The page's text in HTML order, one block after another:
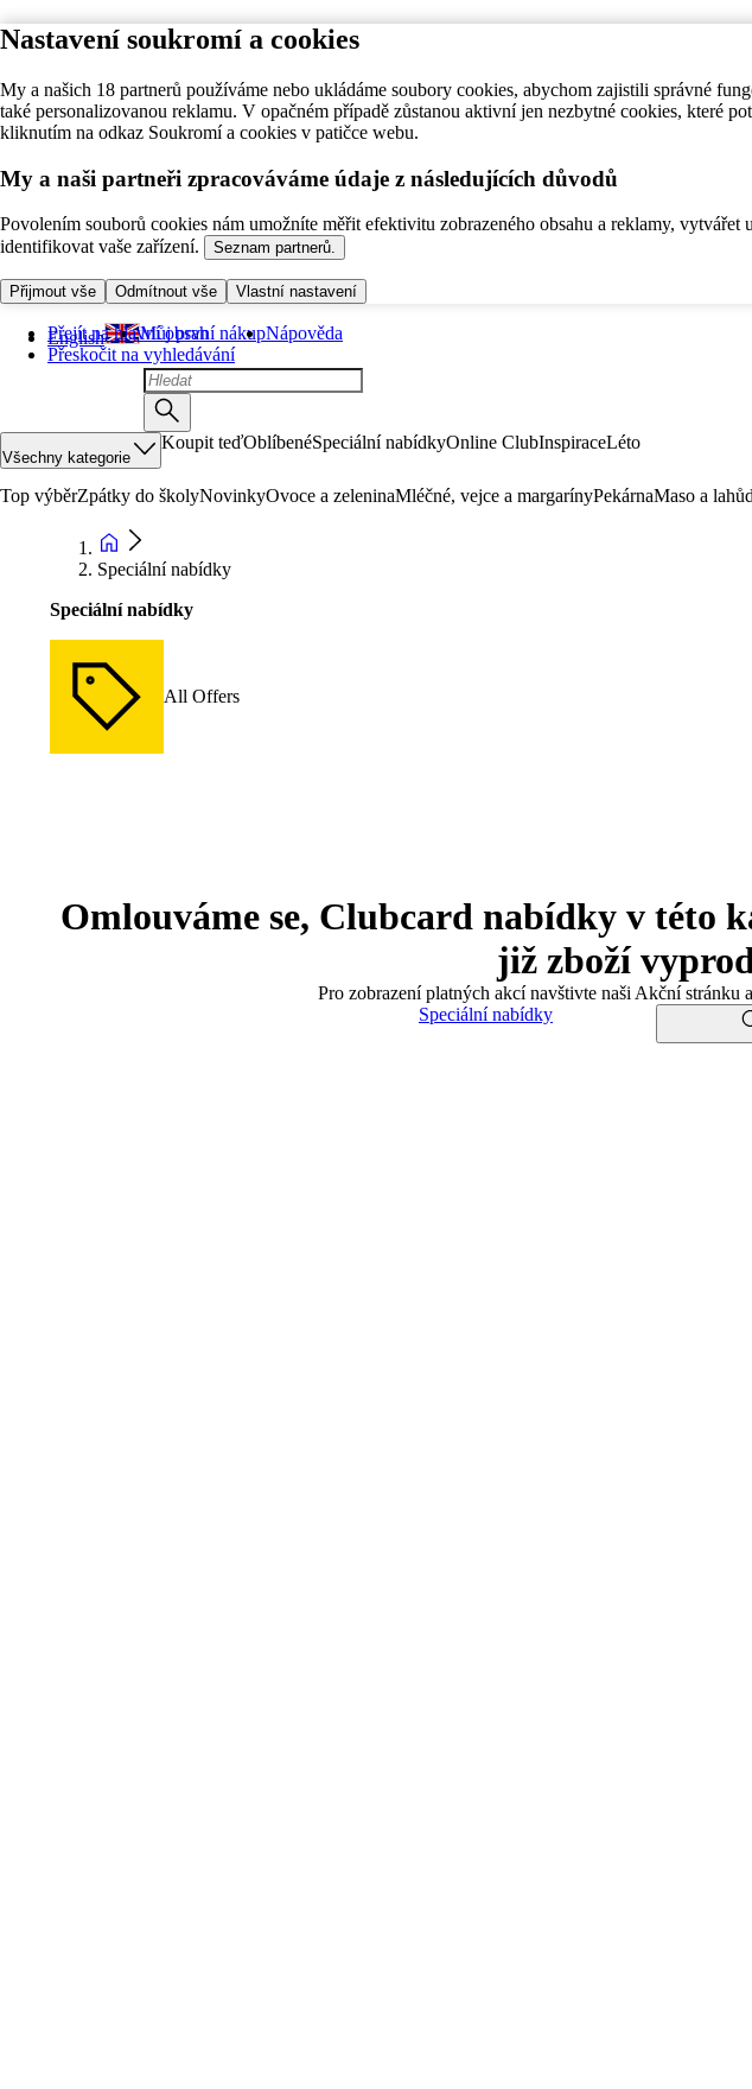
Nastavení soukromí a cookies
My a našich 18 partnerů používáme nebo ukládáme soubory cookies, abychom zajistili správné
také personalizovanou reklamu. V opačném případě zůstanou aktivní jen nezbytné cookies, které
kliknutím na odkaz Soukromí a cookies v patičce webu.
My a naši partneři zpracováváme údaje z následujících důvodů
Povolením souborů cookies nám umožníte měřit efektivitu zobrazeného obsahu a reklamy,
identifikovat vaše zařízení.
Seznam partnerů.
Přijmout vše Odmítnout vše Vlastní nastavení
Přejít na hlavní obsah
Přeskočit na vyhledávání
English Můj první nákupNápověda
Všechny kategorie
Koupit teďOblíbenéSpeciální nabídkyOnline ClubInspiraceLéto
Top výběrZpátky do školyNovinkyOvoce a zeleninaMléčné, vejce a margarínyPekárnaMaso a
Speciální nabídky
Speciální nabídky
All Offers
Omlouváme se, Clubcard nabídky v této
již zboží
Pro zobrazení platných akcí navštivte naši Akční stránku
Speciální nabídky